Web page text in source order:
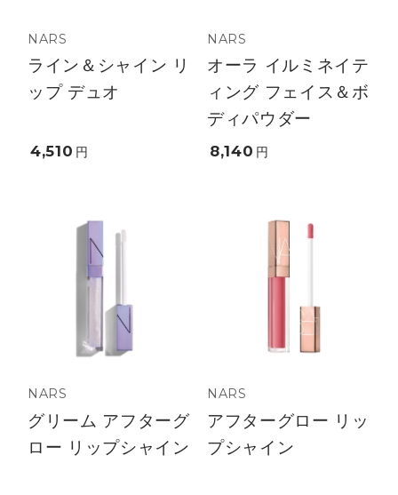
NARS
ライン＆シャイン リ
ップ デュオ
4,510 円
NARS
オーラ イルミネイテ
ィング フェイス＆ボ
ディパウダー
8,140 円
NARS
グリーム アフターグ
ロー リップシャイン
NARS
アフターグロー リッ
プシャイン